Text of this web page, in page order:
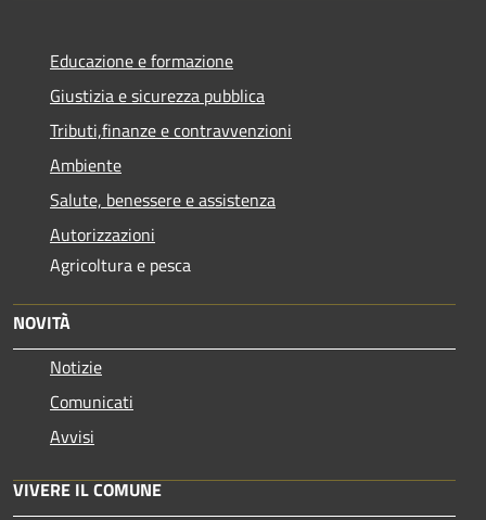
Educazione e formazione
Giustizia e sicurezza pubblica
Tributi,finanze e contravvenzioni
Ambiente
Salute, benessere e assistenza
Autorizzazioni
Agricoltura e pesca
NOVITÀ
Notizie
Comunicati
Avvisi
VIVERE IL COMUNE